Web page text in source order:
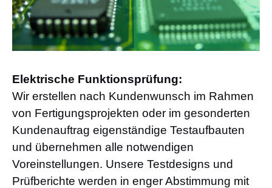
Elektrische Funktionsprüfung:
Wir erstellen nach Kundenwunsch im Rahmen
von Fertigungsprojekten oder im gesonderten
Kundenauftrag eigenständige Testaufbauten
und übernehmen alle notwendigen
Voreinstellungen. Unsere Testdesigns und
Prüfberichte werden in enger Abstimmung mit